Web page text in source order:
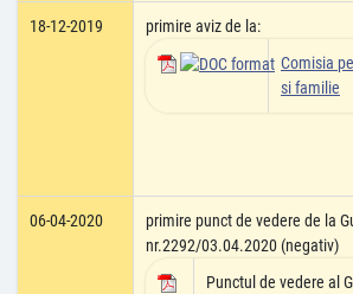
18-12-2019
primire aviz de la:
Comisia
si familie
06-04-2020
primire punct de vedere de la
nr.2292/03.04.2020 (negativ)
Punctul de vedere al